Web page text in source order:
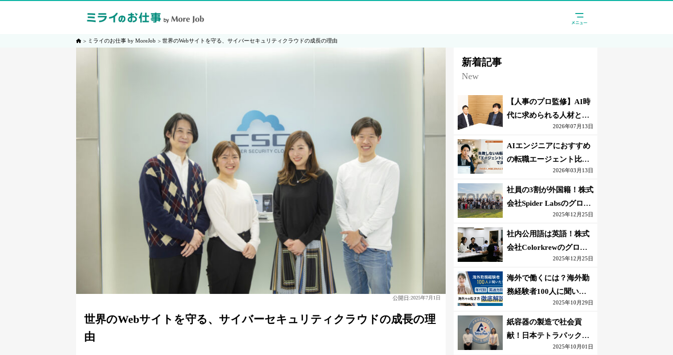
ミライのお仕事 by MoreJob 世界のWebサイトを守る、サイバーセキュリティクラウドの成長の理由
公開日:2025年7月1日
世界のWebサイトを守る、サイバーセキュリティクラウドの成長の理
由
新着記事
New
【人事のプロ監修】AI時
代に求められる人材と
は？「代替されない人」
の条件
2026年07月13日
AIエンジニアにおすすめ
の転職エージェント比較
｜失敗しない選び方【採
点表つき】
2026年03月13日
社員の3割が外国籍！株式
会社Spider Labsのグロー
2025年12月25日
社内公用語は英語！株式
会社Colorkrewのグロー
バルかつ若手が輝く環境
2025年12月25日
海外で働くには？海外勤
務経験者100人に聞いた
おすすめ職種｜英語話せ
ないOK求人はある？
2025年10月29日
紙容器の製造で社会貢
献！日本テトラパック株
式会社のグローバルな環
2025年10月01日